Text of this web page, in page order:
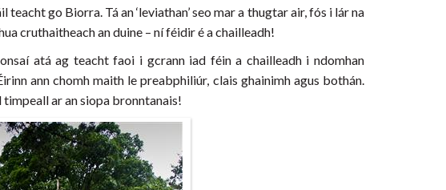
go Biorra. Tá an ‘leviathan’ seo mar a thugtar air, fós i lár na
cruthaitheach an duine – ní féidir é a chailleadh!
atá ag teacht faoi i gcrann iad féin a chailleadh i ndomhan
ann chomh maith le preabphiliúr, clais ghainimh agus bothán.
ar an siopa bronntanais!